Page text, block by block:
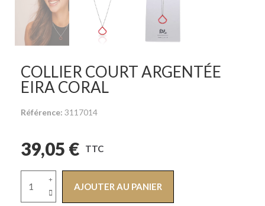
COLLIER COURT ARGENTÉE
EIRA CORAL
Référence 3117014
39,05 € TTC
AJOUTER AU PANIER